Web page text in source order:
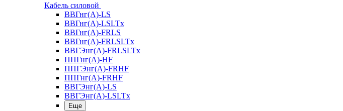
Кабель силовой
ВВГнг(А)-LS
ВВГнг(А)-LSLTx
ВВГнг(А)-FRLS
ВВГнг(А)-FRLSLTx
ВВГЭнг(А)-FRLSLTx
ППГнг(А)-HF
ППГЭнг(А)-FRHF
ППГнг(А)-FRHF
ВВГЭнг(А)-LS
ВВГЭнг(А)-LSLTx
Еще